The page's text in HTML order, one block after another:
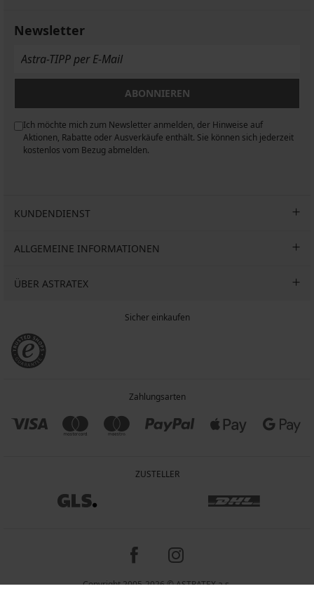
Newsletter
ABONNIEREN
Ich möchte mich zum Newsletter anmelden, der Hinweise auf
Aktionen, Rabatte oder Ausverkäufe enthält. Sie können sich jederzeit
kostenlos vom Bezug abmelden.
KUNDENDIENST
ALLGEMEINE INFORMATIONEN
ÜBER ASTRATEX
Sicher einkaufen
Zahlungsarten
ZUSTELLER
Copyright 2005-2026 © ASTRATEX a.s.